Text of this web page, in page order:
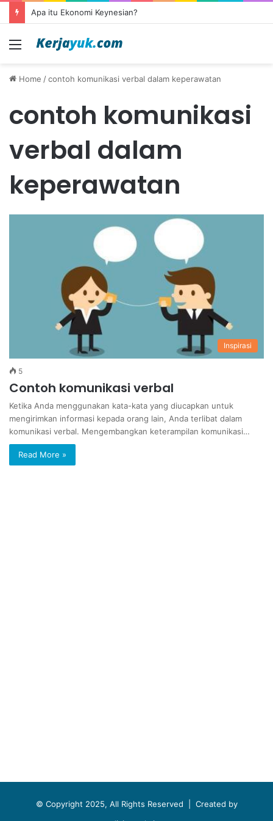
Apa itu Ekonomi Keynesian?
Menu
Home /contoh komunikasi verbal dalam keperawatan
contoh komunikasi
verbal dalam
keperawatan
Inspirasi
5
Contoh komunikasi verbal
Ketika Anda menggunakan kata-kata yang diucapkan untuk
mengirimkan informasi kepada orang lain, Anda terlibat dalam
komunikasi verbal. Mengembangkan keterampilan komunikasi…
Read More »
© Copyright 2025, All Rights Reserved | Created by